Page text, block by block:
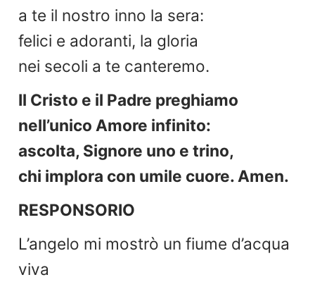
a te il nostro inno la sera:
felici e adoranti, la gloria
nei secoli a te canteremo.
Il Cristo e il Padre preghiamo
nell’unico Amore infinito:
ascolta, Signore uno e trino,
chi implora con umile cuore. Amen.
RESPONSORIO
L’angelo mi mostrò un fiume d’acqua
viva